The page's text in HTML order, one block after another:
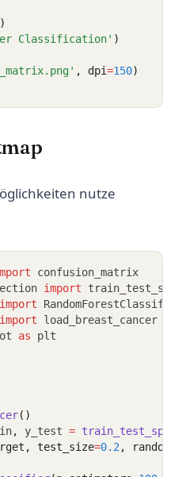
)
Classification' )
, dpi=150)
nutze
confusion_matrix
import
import RandomForestClassifier
import load_breast_cancer
as plt
()
, y_test = train_test_split
test_size
=0.2 ,